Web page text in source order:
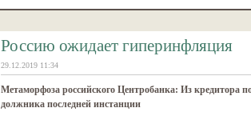
Россию ожидает гиперинфляция
29.12.2019 11:34
Метаморфоза российского Центробанка: Из кредитора
должника последней инстанции